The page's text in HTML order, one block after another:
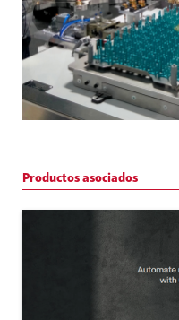
Productos asociados